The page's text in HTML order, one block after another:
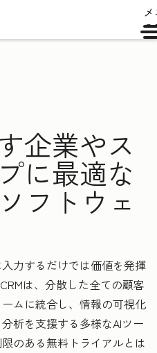
企業やス
に最適な
フトウェ
力するだけでは価値を発揮
は、分散した全ての顧客
ムに統合し、情報の可視化
析を支援する多様なAIツー
のある無料トライアルとは